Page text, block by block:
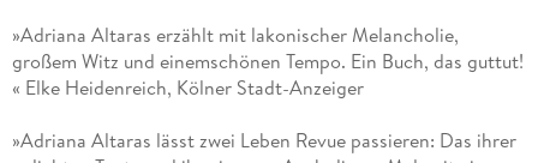
jüdische Mutter packt aus«, 2017 »Das Meer und ich waren im
besten Alter«, 2018 »Die jüdische Souffleuse« und 2023
»Besser allein als in schlechter Gesellschaft«. Adriana Altaras
»Adriana Altaras erzählt mit lakonischer Melancholie,
großem Witz und einemschönen Tempo. Ein Buch, das guttut!
« Elke Heidenreich, Kölner Stadt-Anzeiger
»Adriana Altaras lässt zwei Leben Revue passieren: Das ihrer